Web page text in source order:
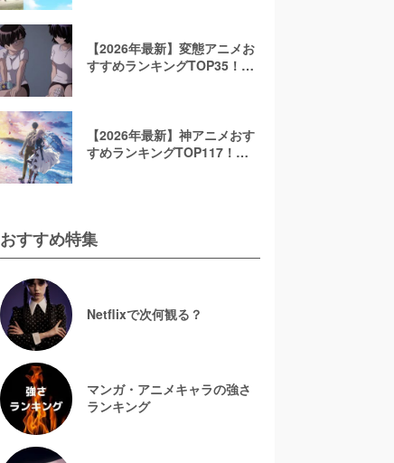
【2026年最新】変態アニメお
すすめランキングTOP35！お
【2026年最新】神アニメおす
すめランキングTOP117！絶
おすすめ特集
Netflixで次何観る？
マンガ・アニメキャラの強さ
ランキング